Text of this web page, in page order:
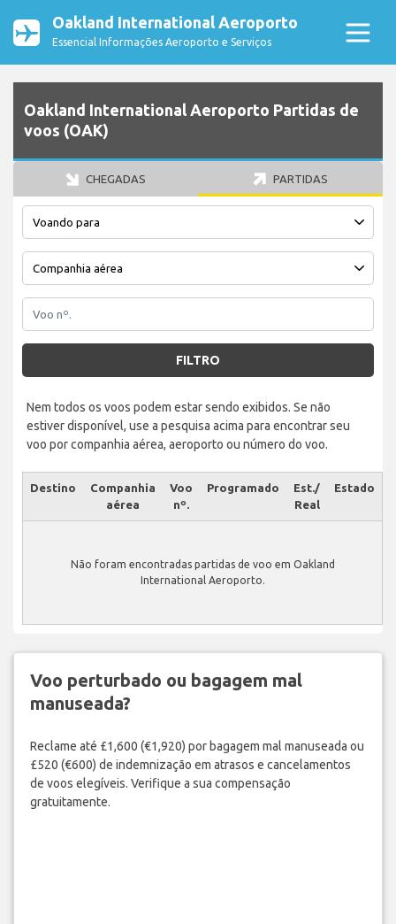
Oakland International Aeroporto
Essencial Informações Aeroporto e Serviços
Oakland International Aeroporto Partidas de
voos (OAK)
CHEGADAS PARTIDAS
FILTRO
Nem todos os voos podem estar sendo exibidos. Se não
estiver disponível, use a pesquisa acima para encontrar seu
voo por companhia aérea, aeroporto ou número do voo.
Destino
Companhia
aérea
Voo
nº.
Programado
Est./
Real
Estado
Não foram encontradas partidas de voo em Oakland
International Aeroporto.
Voo perturbado ou bagagem mal
manuseada?
Reclame até £1,600 (€1,920) por bagagem mal manuseada ou
£520 (€600) de indemnização em atrasos e cancelamentos
de voos elegíveis. Verifique a sua compensação
gratuitamente.